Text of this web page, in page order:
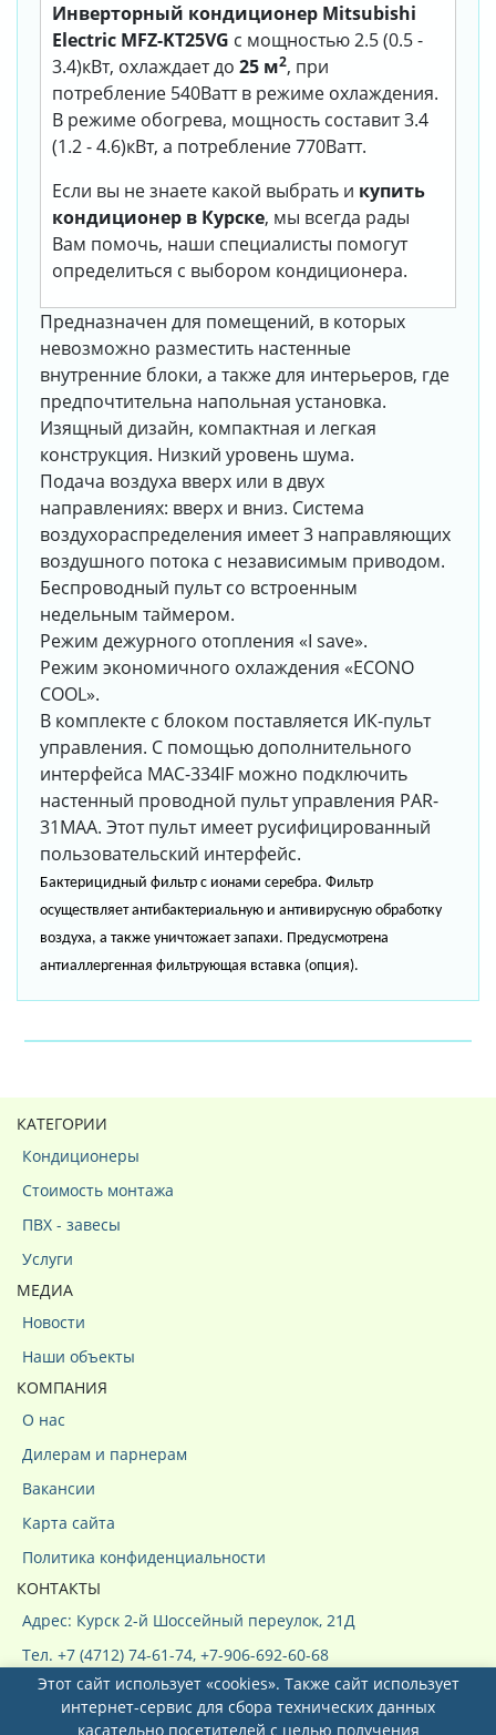
Инверторный кондиционер Mitsubishi
Electric MFZ-KT25VG с мощностью 2.5 (0.5 -
3.4)кВт, охлаждает до 25 м2, при
потребление 540Ватт в режиме охлаждения.
В режиме обогрева, мощность составит 3.4
(1.2 - 4.6)кВт, а потребление 770Ватт.
Если вы не знаете какой выбрать и купить
кондиционер в Курске, мы всегда рады
Вам помочь, наши специалисты помогут
определиться с выбором кондиционера.
Предназначен для помещений, в которых
невозможно разместить настенные
внутренние блоки, а также для интерьеров, где
предпочтительна напольная установка.
Изящный дизайн, компактная и легкая
конструкция. Низкий уровень шума.
Подача воздуха вверх или в двух
направлениях: вверх и вниз. Система
воздухораспределения имеет 3 направляющих
воздушного потока с независимым приводом.
Беспроводный пульт со встроенным
недельным таймером.
Режим дежурного отопления «I save».
Режим экономичного охлаждения «ECONO
COOL».
В комплекте с блоком поставляется ИК-пульт
управления. С помощью дополнительного
интерфейса MAC-334IF можно подключить
настенный проводной пульт управления PAR-
31MAA. Этот пульт имеет русифицированный
пользовательский интерфейс.
Бактерицидный фильтр с ионами серебра. Фильтр
осуществляет антибактериальную и антивирусную обработку
воздуха, а также уничтожает запахи. Предусмотрена
антиаллергенная фильтрующая вставка (опция).
КАТЕГОРИИ
Кондиционеры
Стоимость монтажа
ПВХ - завесы
Услуги
МЕДИА
Новости
Наши объекты
КОМПАНИЯ
О нас
Дилерам и парнерам
Вакансии
Карта сайта
Политика конфиденциальности
КОНТАКТЫ
Адрес: Курск 2-й Шоссейный переулок, 21Д
Тел. +7 (4712) 74-61-74, +7-906-692-60-68
Этот сайт использует «cookies». Также сайт использует
интернет-сервис для сбора технических данных
касательно посетителей с целью получения